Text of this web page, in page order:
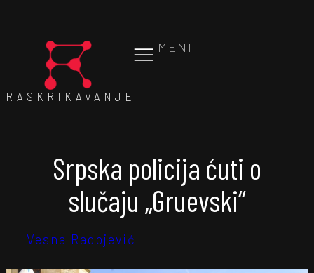
MENI
RASKRIKAVANJE
Srpska policija ćuti o
slučaju „Gruevski“
Vesna Radojević